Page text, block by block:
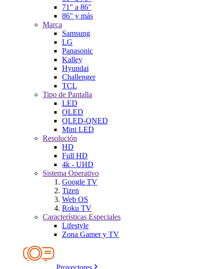
71" a 86"
86" y más
Marca
Samsung
LG
Panasonic
Kalley
Hyundai
Challenger
TCL
Tipo de Pantalla
LED
OLED
QLED-QNED
Mini LED
Resolución
HD
Full HD
4k - UHD
Sistema Operativo
Google TV
Tizen
Web OS
Roku TV
Características Especiales
Lifestyle
Zona Gamer y TV
Proyectores